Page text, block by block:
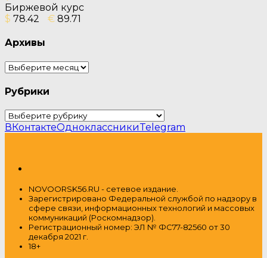
Биржевой курс
$ 78.42 € 89.71
Архивы
Архивы
Рубрики
Рубрики
ВКонтактеОдноклассникиTelegram
NOVOORSK56.RU - сетевое издание.
Зарегистрировано Федеральной службой по надзору в
сфере связи, информационных технологий и массовых
коммуникаций (Роскомнадзор).
Регистрационный номер: ЭЛ № ФС77-82560 от 30
декабря 2021 г.
18+